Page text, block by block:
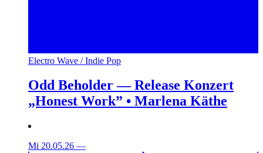
Electro Wave / Indie Pop
Odd Beholder — Release Konzert
„Honest Work” • Marlena Käthe
Mi 20.05.26 —